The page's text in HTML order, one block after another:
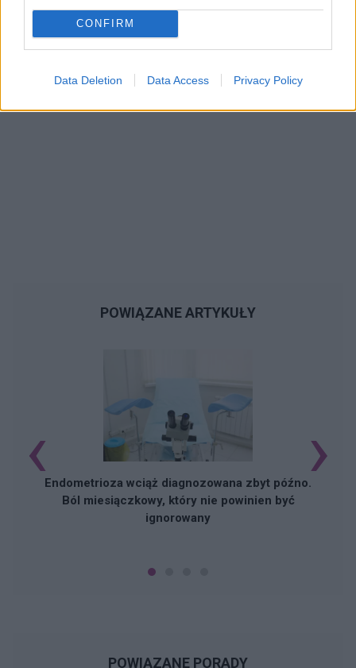
CONFIRM
Data Deletion Data Access Privacy Policy
POWIĄZANE ARTYKUŁY
Endometrioza wciąż diagnozowana zbyt późno.
Ból miesiączkowy, który nie powinien być
ignorowany
‹ ›
POWIĄZANE PORADY